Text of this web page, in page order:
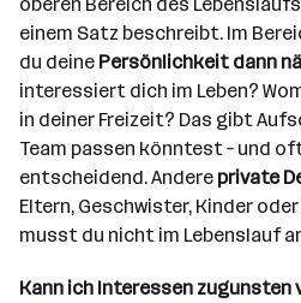
einem Satz beschreibt. Im
du deine Persönlichkeit dann
interessiert dich im Leben?
in deiner Freizeit? Das gibt
Team passen könntest – und
entscheidend. Andere private
Eltern, Geschwister, Kinder oder
musst du nicht im Lebenslauf
Kann ich Interessen